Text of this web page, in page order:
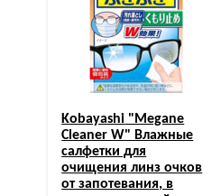
Kobayashi "Megane
Cleaner W" Влажные
салфетки для
очищения линз очков
от запотевания, в